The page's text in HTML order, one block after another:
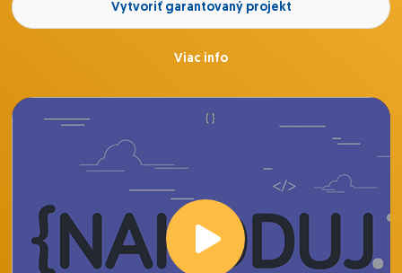
Vytvoriť garantovaný projekt
Viac info